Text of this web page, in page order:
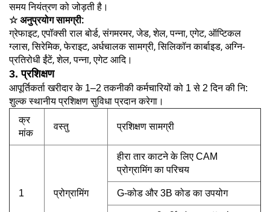
समय नियंत्रण को जोड़ती है।
☆ अनुप्रयोग सामग्री:
ग्रेफाइट, एपॉक्सी राल बोर्ड, संगमरमर, जेड, शेल, पन्ना, एगेट, ऑप्टिकल
ग्लास, सिरेमिक, फेराइट, अर्धचालक सामग्री, सिलिकॉन कार्बाइड, अग्नि-
प्रतिरोधी ईंटें, शेल, पन्ना, एगेट आदि।
3. प्रशिक्षण
आपूर्तिकर्ता खरीदार के 1–2 तकनीकी कर्मचारियों को 1 से 2 दिन की नि:
शुल्क स्थानीय प्रशिक्षण सुविधा प्रदान करेगा।
क्र
मांक
वस्तु प्रशिक्षण सामग्री
1 प्रोग्रामिंग
हीरा तार काटने के लिए CAM
प्रोग्रामिंग का परिचय
G-कोड और 3B कोड का उपयोग